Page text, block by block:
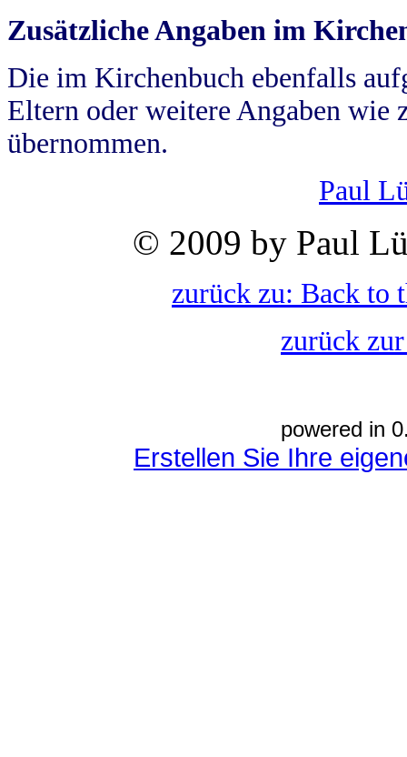
Zusätzliche Angaben im
Die im Kirchenbuch ebenfalls
Eltern oder weitere Angaben wie
übernommen.
Paul
© 2009 by Paul
zurück zu: Back to
zurück
powered in
Erstellen Sie Ihre